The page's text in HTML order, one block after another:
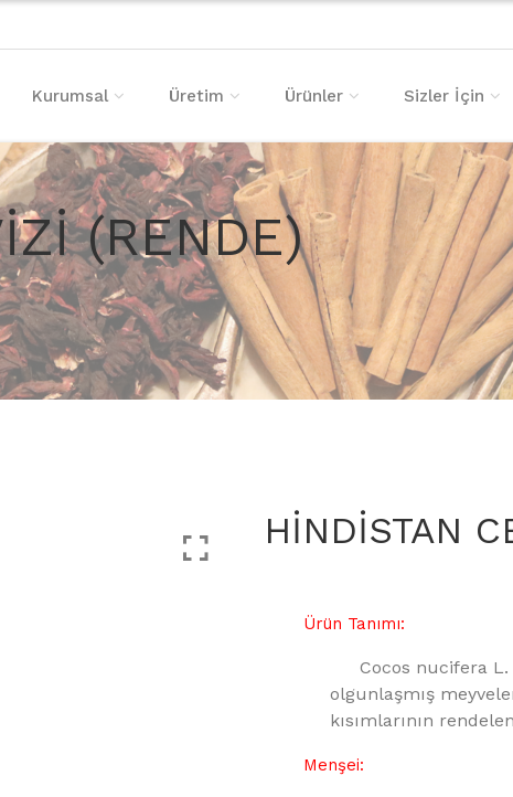
Kurumsal Üretim Ürünler Sizler İçin
(RENDE)
HİNDİSTAN
Ürün Tanımı:
Cocos nucifera
olgunlaşmış
kısımlarının
Menşei: